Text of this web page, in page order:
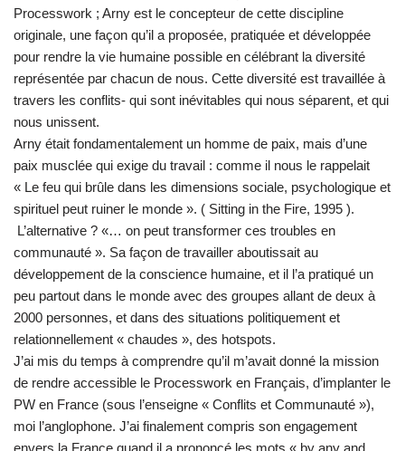
Processwork ; Arny est le concepteur de cette discipline
originale, une façon qu’il a proposée, pratiquée et développée
pour rendre la vie humaine possible en célébrant la diversité
représentée par chacun de nous. Cette diversité est travaillée à
travers les conflits- qui sont inévitables qui nous séparent, et qui
nous unissent.
Arny était fondamentalement un homme de paix, mais d’une
paix musclée qui exige du travail : comme il nous le rappelait
« Le feu qui brûle dans les dimensions sociale, psychologique et
spirituel peut ruiner le monde ». ( Sitting in the Fire, 1995 ).
L’alternative ? «… on peut transformer ces troubles en
communauté ». Sa façon de travailler aboutissait au
développement de la conscience humaine, et il l’a pratiqué un
peu partout dans le monde avec des groupes allant de deux à
2000 personnes, et dans des situations politiquement et
relationnellement « chaudes », des hotspots.
J’ai mis du temps à comprendre qu’il m’avait donné la mission
de rendre accessible le Processwork en Français, d’implanter le
PW en France (sous l’enseigne « Conflits et Communauté »),
moi l’anglophone. J’ai finalement compris son engagement
envers la France quand il a prononcé les mots « by any and